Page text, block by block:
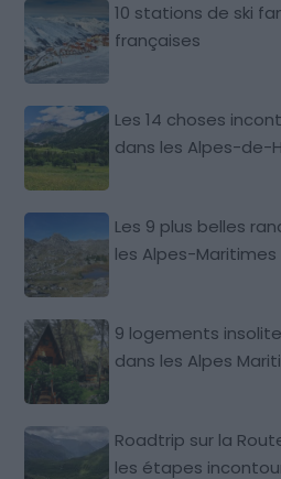
10 stations de ski
françaises
Les 14 choses
dans les Alpes-de-
Les 9 plus belles
les Alpes-Maritimes
9 logements
dans les Alpes
Roadtrip sur la
les étapes